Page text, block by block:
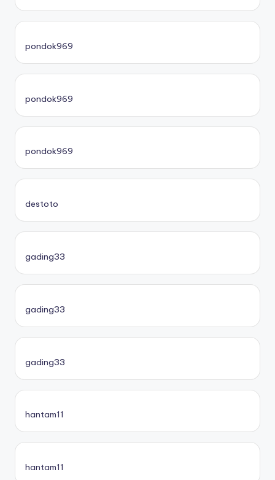
pondok969
pondok969
pondok969
destoto
gading33
gading33
gading33
hantam11
hantam11